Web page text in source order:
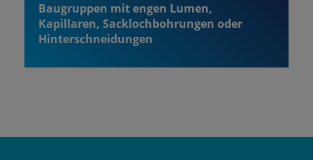
Baugruppen mit engen Lumen,
Kapillaren, Sacklochbohrungen oder
Hinterschneidungen